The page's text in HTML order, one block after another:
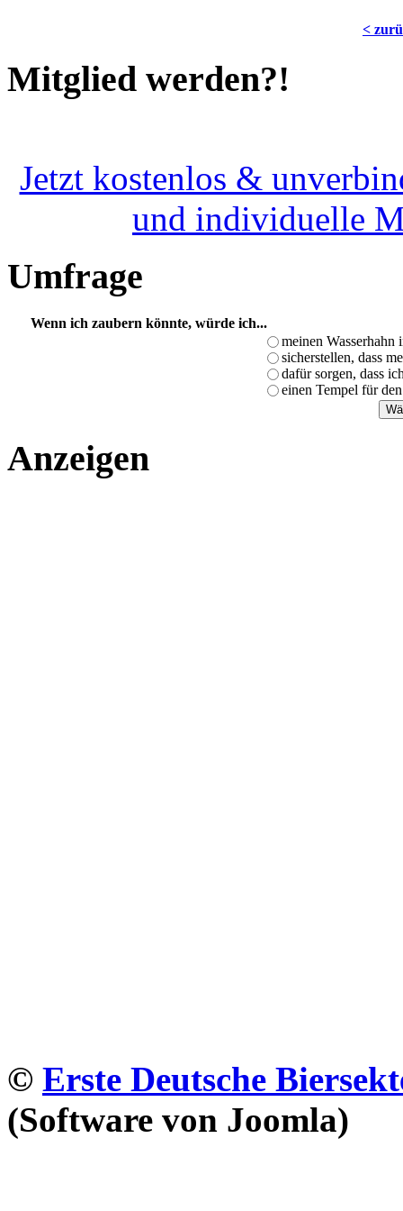
<
Mitglied werden?!
Jetzt kostenlos &
und individuelle
Umfrage
Wenn ich zaubern könnte, würde ich...
meinen
sicherstellen, dass
dafür sorgen, dass
einen Tempel für
Anzeigen
© Erste Deutsche
(Software von Joomla)